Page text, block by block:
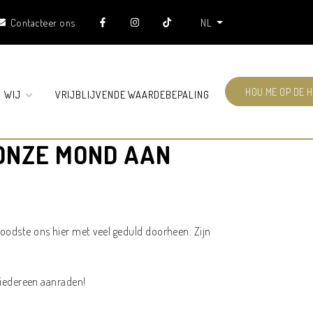
Contacteer ons NL
WIJ VRIJBLIJVENDE WAARDEBEPALING HOU ME OP DE
MOND AAN
ons hier met veel geduld doorheen. Zijn
aanraden!